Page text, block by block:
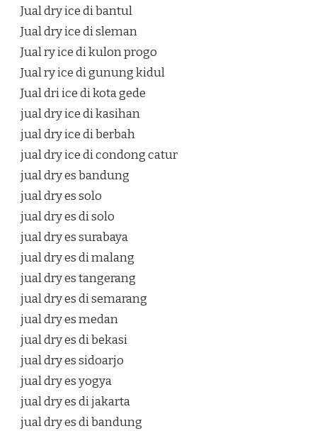
Jual dry ice di bantul
Jual dry ice di sleman
Jual ry ice di kulon progo
Jual ry ice di gunung kidul
Jual dri ice di kota gede
jual dry ice di kasihan
jual dry ice di berbah
jual dry ice di condong catur
jual dry es bandung
jual dry es solo
jual dry es di solo
jual dry es surabaya
jual dry es di malang
jual dry es tangerang
jual dry es di semarang
jual dry es medan
jual dry es di bekasi
jual dry es sidoarjo
jual dry es yogya
jual dry es di jakarta
jual dry es di bandung